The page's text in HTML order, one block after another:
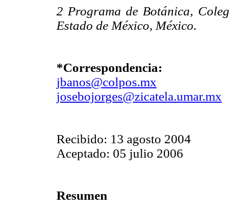
2 Programa de Botánica,
Estado de México, México.
*Correspondencia:
jbanos@colpos.mx
josebojorges@zicatela.umar.mx
Recibido: 13 agosto 2004
Aceptado: 05 julio 2006
Resumen